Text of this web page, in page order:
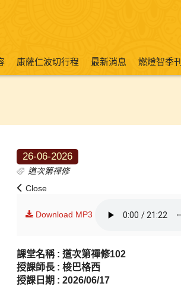
康薩仁波切行程 最新消息 燃燈智季刊
26-06-2026
道次第禪修
Close
Download MP3
課堂名稱 : 道次第禪修102
授課師長 : 梭巴格西
授課日期 : 2026/06/17